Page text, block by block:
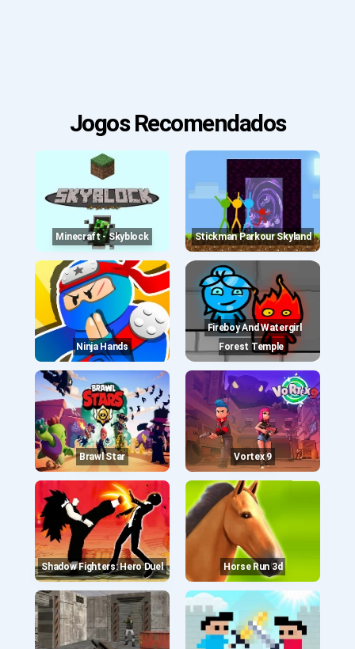
Jogos Recomendados
Minecraft - Skyblock Stickman Parkour Skyland
Ninja Hands
Fireboy And Watergirl
Forest Temple
Brawl Star Vortex 9
Shadow Fighters: Hero Duel Horse Run 3d